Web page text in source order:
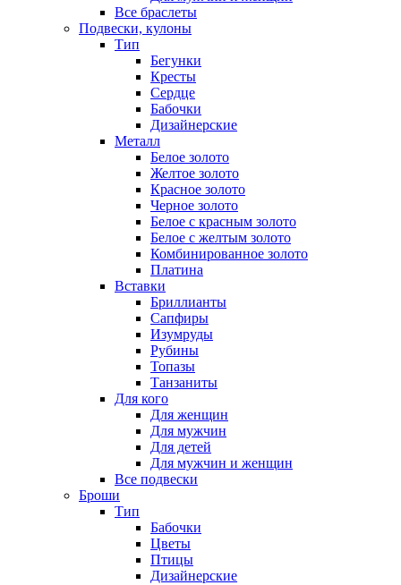
Все браслеты
Подвески, кулоны
Тип
Бегунки
Кресты
Сердце
Бабочки
Дизайнерские
Металл
Белое золото
Желтое золото
Красное золото
Черное золото
Белое с красным золото
Белое с желтым золото
Комбинированное золото
Платина
Вставки
Бриллианты
Сапфиры
Изумруды
Рубины
Топазы
Танзаниты
Для кого
Для женщин
Для мужчин
Для детей
Для мужчин и женщин
Все подвески
Броши
Тип
Бабочки
Цветы
Птицы
Дизайнерские